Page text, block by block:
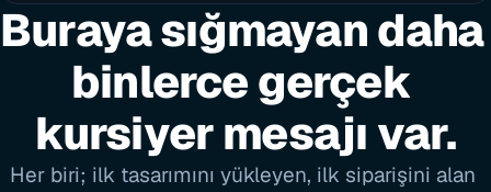
Buraya sığmayan daha
binlerce gerçek
kursiyer mesajı var.
Her biri; ilk tasarımını yükleyen, ilk siparişini alan